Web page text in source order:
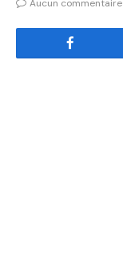
Aucun commentaire